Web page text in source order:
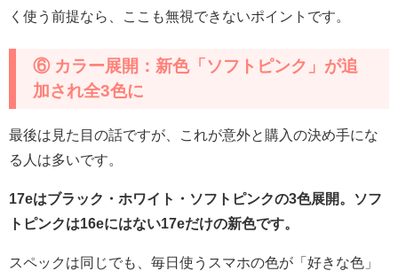
く使う前提なら、ここも無視できないポイントです。
⑥ カラー展開：新色「ソフトピンク」が追
加され全3色に
最後は見た目の話ですが、これが意外と購入の決め手にな
る人は多いです。
17eはブラック・ホワイト・ソフトピンクの3色展開。ソフ
トピンクは16eにはない17eだけの新色です。
スペックは同じでも、毎日使うスマホの色が「好きな色」